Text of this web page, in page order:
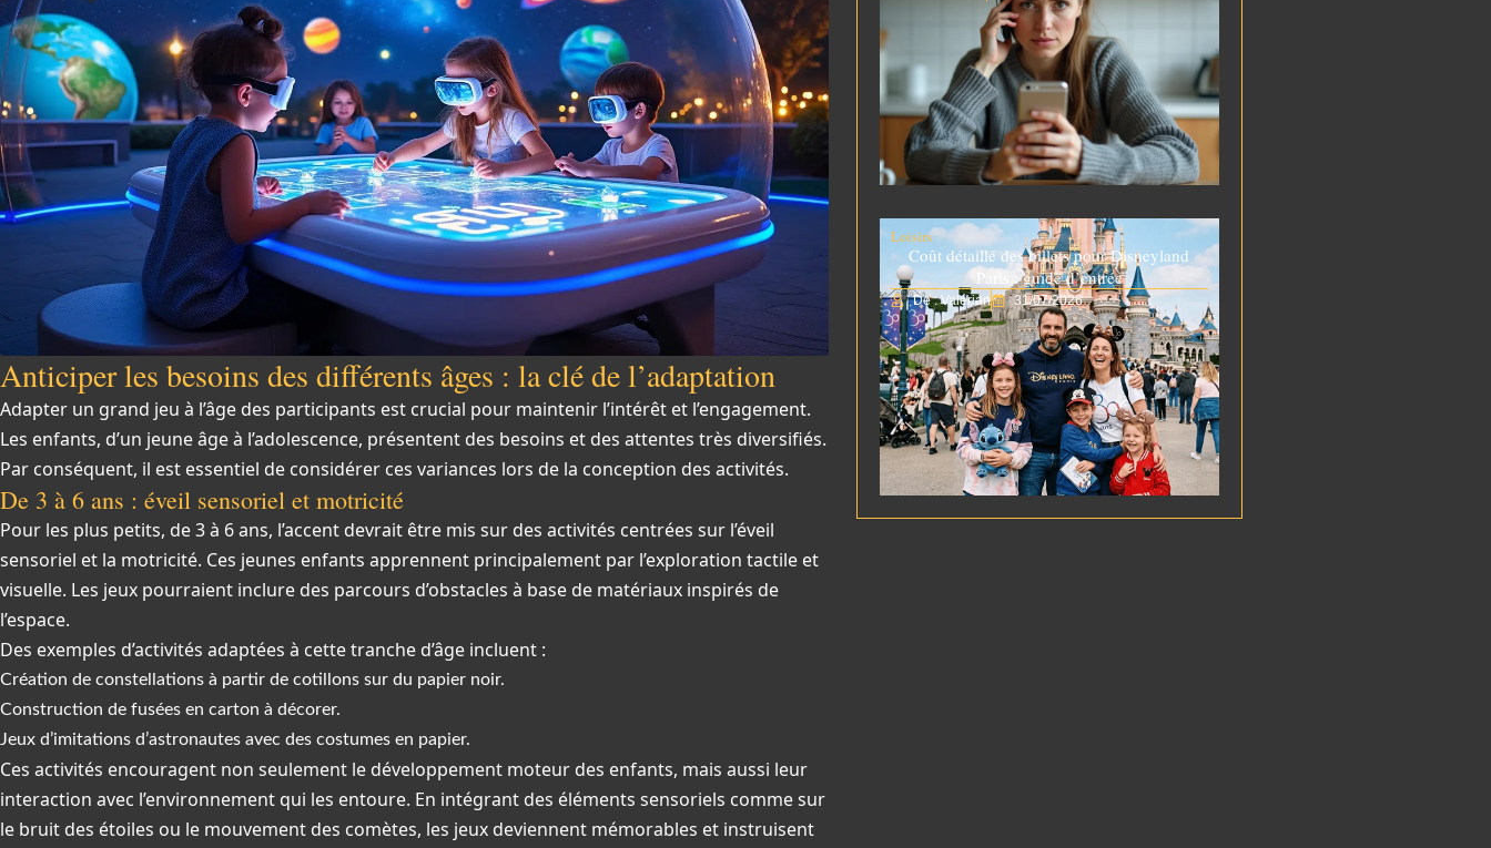
Anticiper les besoins des différents âges : la clé de l’adaptation
Adapter un grand jeu à l’âge des participants est crucial pour maintenir l’intérêt et l’engagement.
Les enfants, d’un jeune âge à l’adolescence, présentent des besoins et des attentes très diversifiés.
Par conséquent, il est essentiel de considérer ces variances lors de la conception des activités.
De 3 à 6 ans : éveil sensoriel et motricité
Pour les plus petits, de 3 à 6 ans, l’accent devrait être mis sur des activités centrées sur l’éveil
sensoriel et la motricité. Ces jeunes enfants apprennent principalement par l’exploration tactile et
visuelle. Les jeux pourraient inclure des parcours d’obstacles à base de matériaux inspirés de
l’espace.
Des exemples d’activités adaptées à cette tranche d’âge incluent :
Création de constellations à partir de cotillons sur du papier noir.
Construction de fusées en carton à décorer.
Jeux d’imitations d’astronautes avec des costumes en papier.
Ces activités encouragent non seulement le développement moteur des enfants, mais aussi leur
interaction avec l’environnement qui les entoure. En intégrant des éléments sensoriels comme sur
le bruit des étoiles ou le mouvement des comètes, les jeux deviennent mémorables et instruisent
Loisirs
Coût détaillé des billets pour Disneyland
Paris : guide d’entrée
De : Valérian 31/07/2026